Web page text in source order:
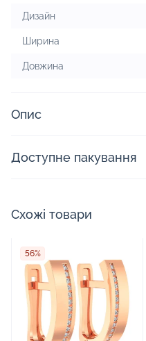
Дизайн
Ширина
Довжина
Опис
Доступне пакування
Схожі товари
56%